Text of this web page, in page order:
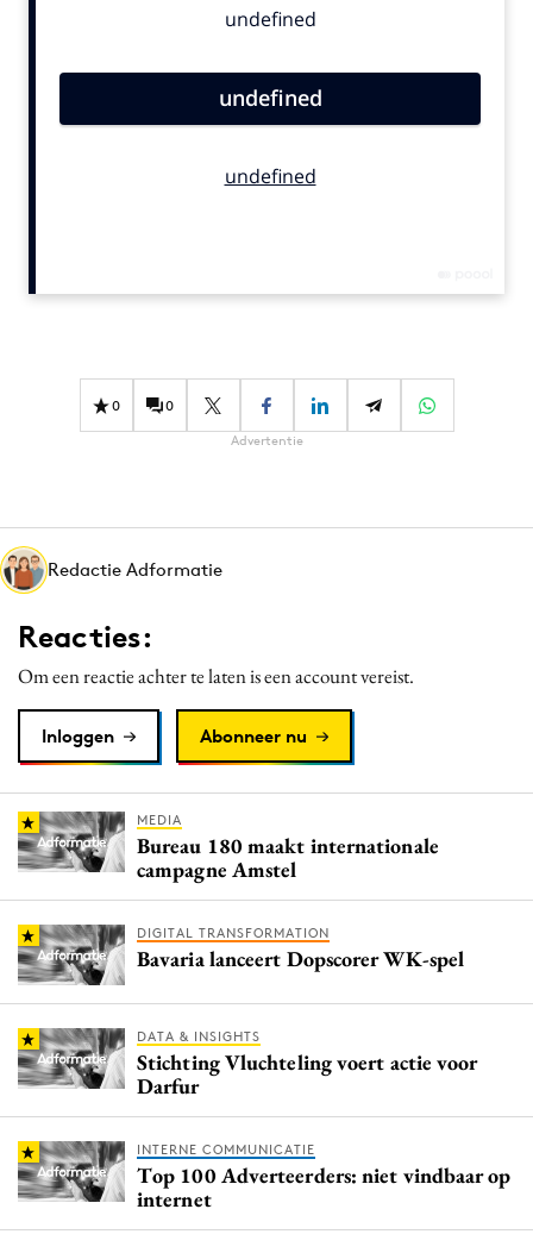
Contentmarketing
Effectiviteit
Gedragsverandering
Martech
Media
Merkstrategie
PR
Programmatic
Reputatie & crisis
0 0
Advertentie
Redactie Adformatie
Reacties:
Om een reactie achter te laten is een account vereist.
Inloggen Abonneer nu
MEDIA
Bureau 180 maakt internationale
campagne Amstel
DIGITAL TRANSFORMATION
Bavaria lanceert Dopscorer WK-spel
DATA & INSIGHTS
Stichting Vluchteling voert actie voor
Darfur
INTERNE COMMUNICATIE
Top 100 Adverteerders: niet vindbaar op
internet